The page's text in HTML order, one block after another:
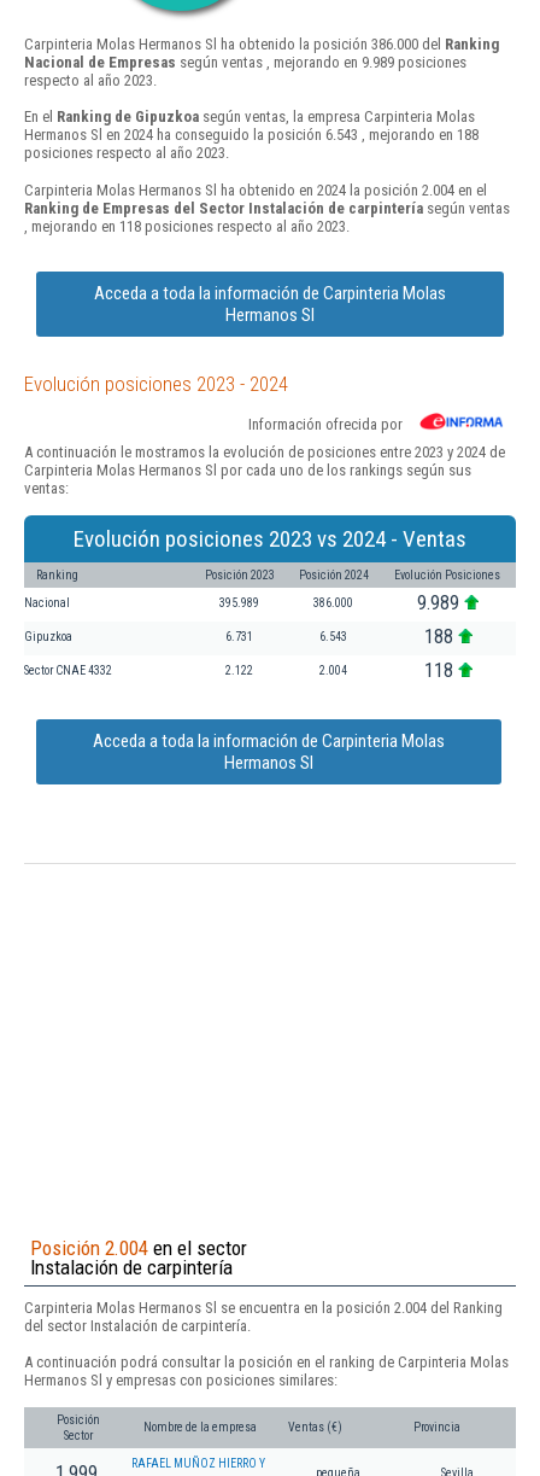
Carpinteria Molas Hermanos Sl ha obtenido la posición 386.000 del Ranking
Nacional de Empresas según ventas , mejorando en 9.989 posiciones
respecto al año 2023.
En el Ranking de Gipuzkoa según ventas, la empresa Carpinteria Molas
Hermanos Sl en 2024 ha conseguido la posición 6.543 , mejorando en 188
posiciones respecto al año 2023.
Carpinteria Molas Hermanos Sl ha obtenido en 2024 la posición 2.004 en el
Ranking de Empresas del Sector Instalación de carpintería según ventas
, mejorando en 118 posiciones respecto al año 2023.
Acceda a toda la información de Carpinteria Molas
Hermanos Sl
Evolución posiciones 2023 - 2024
Información ofrecida por
A continuación le mostramos la evolución de posiciones entre 2023 y 2024 de
Carpinteria Molas Hermanos Sl por cada uno de los rankings según sus
ventas:
Evolución posiciones 2023 vs 2024 - Ventas
Ranking Posición 2023 Posición 2024 Evolución Posiciones
Nacional 395.989 386.000 9.989
Gipuzkoa 6.731 6.543 188
Sector CNAE 4332 2.122 2.004 118
Acceda a toda la información de Carpinteria Molas
Hermanos Sl
Posición 2.004 en el sector
Instalación de carpintería
Carpinteria Molas Hermanos Sl se encuentra en la posición 2.004 del Ranking
del sector Instalación de carpintería.
A continuación podrá consultar la posición en el ranking de Carpinteria Molas
Hermanos Sl y empresas con posiciones similares:
Posición
Sector
Nombre de la empresa Ventas (€) Provincia
RAFAEL MUÑOZ HIERRO Y
pequeña Sevilla